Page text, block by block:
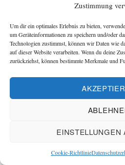
Zustimmung
Um dir ein optimales Erlebnis zu bieten,
um Geräteinformationen zu speichern und/oder
Technologien zustimmst, können wir Daten wie
auf dieser Website verarbeiten. Wenn du deine
zurückziehst, können bestimmte Merkmale und
EINSTELLUNGEN
Cookie-Richtlinie
eine ergreifende Szene. Der
seiner Schwester Marie und deren
„Vorhin, uff’m Friedhof,
jehört, die innere
jesprochen, da hat se zu
hat se jesagt, einmal
– du auch, hat se jesagt,
dem stehste denn, un
jemacht mit dein‘